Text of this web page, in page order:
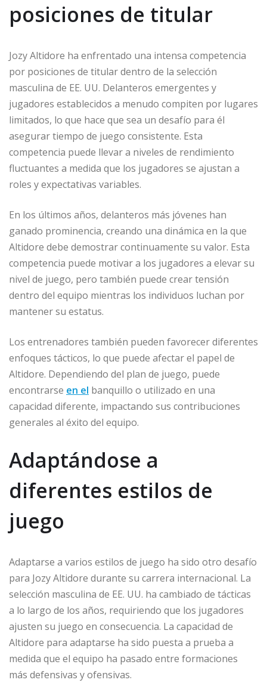
posiciones de titular
Jozy Altidore ha enfrentado una intensa competencia
por posiciones de titular dentro de la selección
masculina de EE. UU. Delanteros emergentes y
jugadores establecidos a menudo compiten por lugares
limitados, lo que hace que sea un desafío para él
asegurar tiempo de juego consistente. Esta
competencia puede llevar a niveles de rendimiento
fluctuantes a medida que los jugadores se ajustan a
roles y expectativas variables.
En los últimos años, delanteros más jóvenes han
ganado prominencia, creando una dinámica en la que
Altidore debe demostrar continuamente su valor. Esta
competencia puede motivar a los jugadores a elevar su
nivel de juego, pero también puede crear tensión
dentro del equipo mientras los individuos luchan por
mantener su estatus.
Los entrenadores también pueden favorecer diferentes
enfoques tácticos, lo que puede afectar el papel de
Altidore. Dependiendo del plan de juego, puede
encontrarse en el banquillo o utilizado en una
capacidad diferente, impactando sus contribuciones
generales al éxito del equipo.
Adaptándose a
diferentes estilos de
juego
Adaptarse a varios estilos de juego ha sido otro desafío
para Jozy Altidore durante su carrera internacional. La
selección masculina de EE. UU. ha cambiado de tácticas
a lo largo de los años, requiriendo que los jugadores
ajusten su juego en consecuencia. La capacidad de
Altidore para adaptarse ha sido puesta a prueba a
medida que el equipo ha pasado entre formaciones
más defensivas y ofensivas.